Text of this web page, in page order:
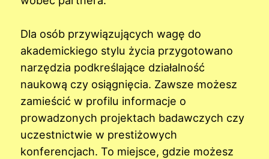
Dla osób przywiązujących wagę do
akademickiego stylu życia przygotowano
narzędzia podkreślające działalność
naukową czy osiągnięcia. Zawsze możesz
zamieścić w profilu informacje o
prowadzonych projektach badawczych czy
uczestnictwie w prestiżowych
konferencjach. To miejsce, gdzie możesz